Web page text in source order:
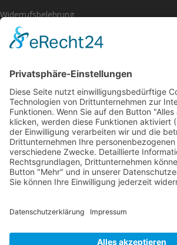
Widerrufsbelehrung
Impressum